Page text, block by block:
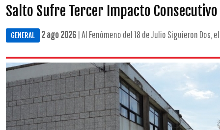
Salto Sufre Tercer Impacto
GENERAL 2 ago 2026 | Al Fenómeno del 18 de Julio Siguieron Dos,